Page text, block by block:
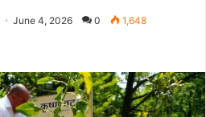
June 4, 2026 0 1,648